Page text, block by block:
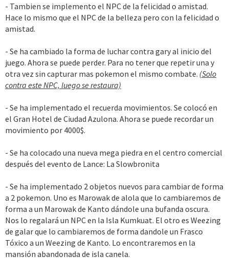
- Tambien se implemento el NPC de la felicidad o amistad.
Hace lo mismo que el NPC de la belleza pero con la felicidad o
amistad.
- Se ha cambiado la forma de luchar contra gary al inicio del
juego. Ahora se puede perder. Para no tener que repetir una y
otra vez sin capturar mas pokemon el mismo combate. (Solo
contra este NPC, luego se restaura)
- Se ha implementado el recuerda movimientos. Se colocó en
el Gran Hotel de Ciudad Azulona. Ahora se puede recordar un
movimiento por 4000$.
- Se ha colocado una nueva mega piedra en el centro comercial
después del evento de Lance: La Slowbronita
- Se ha implementado 2 objetos nuevos para cambiar de forma
a 2 pokemon. Uno es Marowak de alola que lo cambiaremos de
forma a un Marowak de Kanto dándole una bufanda oscura.
Nos lo regalará un NPC en la Isla Kumkuat. El otro es Weezing
de galar que lo cambiaremos de forma dandole un Frasco
Tóxico a un Weezing de Kanto. Lo encontraremos en la
mansión abandonada de isla canela.